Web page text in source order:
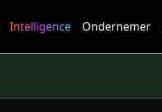
Intelligence Ondernemer